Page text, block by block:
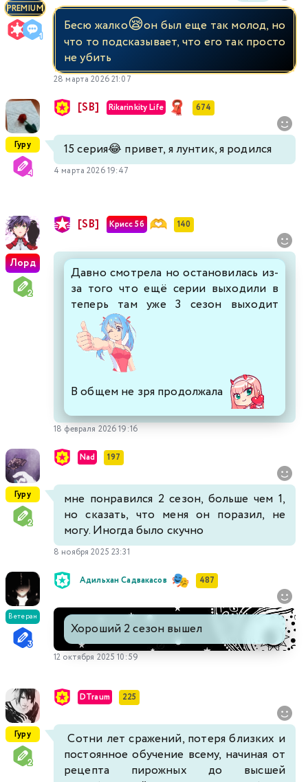
PREMIUM
Бесю жалко😪он был еще так молод, но
что то подсказывает, что его так просто
не убить
28 марта 2026 21:07
Гуру
[SB] Rikarinkity Life 674
15 серия😂 привет, я лунтик, я родился
4 марта 2026 19:47
Лорд
[SB] Крисс 5б 140
Давно смотрела но остановилась из-
за того что ещё серии выходили в
теперь там уже 3 сезон выходит
В общем не зря продолжала
18 февраля 2026 19:16
Гуру
Nad 197
мне понравился 2 сезон, больше чем 1,
но сказать, что меня он поразил, не
могу. Иногда было скучно
8 ноября 2025 23:31
Ветеран
Адильхан Садвакасов 487
Хороший 2 сезон вышел
12 октября 2025 10:59
Гуру
DTraum 225
Сотни лет сражений, потеря близких и
постоянное обучение всему, начиная от
рецепта пирожных до высшей